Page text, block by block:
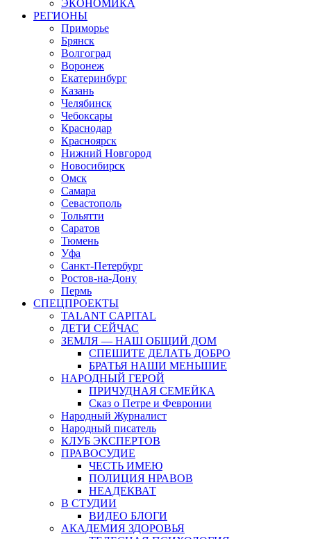
ЭКОНОМИКА
РЕГИОНЫ
Приморье
Брянск
Волгоград
Воронеж
Екатеринбург
Казань
Челябинск
Чебоксары
Краснодар
Красноярск
Нижний Новгород
Новосибирск
Омск
Самара
Севастополь
Тольятти
Саратов
Тюмень
Уфа
Санкт-Петербург
Ростов-на-Дону
Пермь
СПЕЦПРОЕКТЫ
TALANT CAPITAL
ДЕТИ СЕЙЧАС
ЗЕМЛЯ — НАШ ОБЩИЙ ДОМ
СПЕШИТЕ ДЕЛАТЬ ДОБРО
БРАТЬЯ НАШИ МЕНЬШИЕ
НАРОДНЫЙ ГЕРОЙ
ПРИЧУДНАЯ СЕМЕЙКА
Сказ о Петре и Февронии
Народный Журналист
Народный писатель
КЛУБ ЭКСПЕРТОВ
ПРАВОСУДИЕ
ЧЕСТЬ ИМЕЮ
ПОЛИЦИЯ НРАВОВ
НЕАДЕКВАТ
В СТУДИИ
ВИДЕО БЛОГИ
АКАДЕМИЯ ЗДОРОВЬЯ